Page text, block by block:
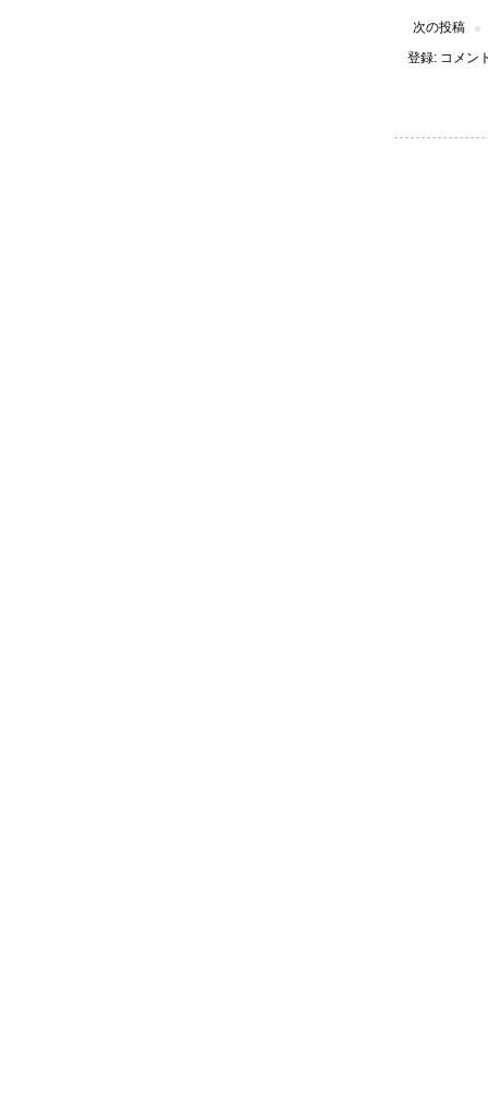
次の投稿
登録: コメン